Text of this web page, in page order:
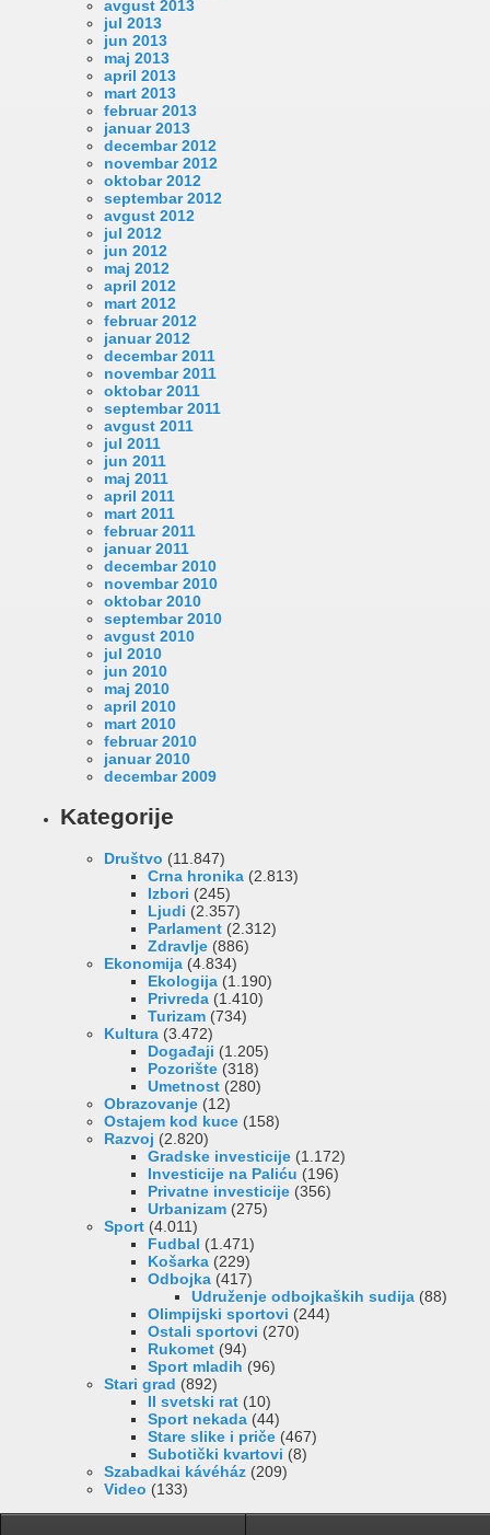
avgust 2013
jul 2013
jun 2013
maj 2013
april 2013
mart 2013
februar 2013
januar 2013
decembar 2012
novembar 2012
oktobar 2012
septembar 2012
avgust 2012
jul 2012
jun 2012
maj 2012
april 2012
mart 2012
februar 2012
januar 2012
decembar 2011
novembar 2011
oktobar 2011
septembar 2011
avgust 2011
jul 2011
jun 2011
maj 2011
april 2011
mart 2011
februar 2011
januar 2011
decembar 2010
novembar 2010
oktobar 2010
septembar 2010
avgust 2010
jul 2010
jun 2010
maj 2010
april 2010
mart 2010
februar 2010
januar 2010
decembar 2009
Kategorije
Društvo (11.847)
Crna hronika (2.813)
Izbori (245)
Ljudi (2.357)
Parlament (2.312)
Zdravlje (886)
Ekonomija (4.834)
Ekologija (1.190)
Privreda (1.410)
Turizam (734)
Kultura (3.472)
Događaji (1.205)
Pozorište (318)
Umetnost (280)
Obrazovanje (12)
Ostajem kod kuce (158)
Razvoj (2.820)
Gradske investicije (1.172)
Investicije na Paliću (196)
Privatne investicije (356)
Urbanizam (275)
Sport (4.011)
Fudbal (1.471)
Košarka (229)
Odbojka (417)
Udruženje odbojkaških sudija (88)
Olimpijski sportovi (244)
Ostali sportovi (270)
Rukomet (94)
Sport mladih (96)
Stari grad (892)
II svetski rat (10)
Sport nekada (44)
Stare slike i priče (467)
Subotički kvartovi (8)
Szabadkai kávéház (209)
Video (133)